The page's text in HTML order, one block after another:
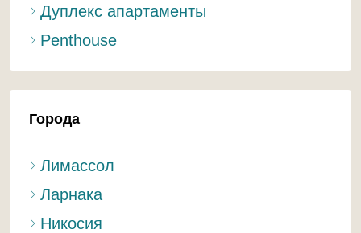
Дуплекс апартаменты
Penthouse
Города
Лимассол
Ларнака
Никосия